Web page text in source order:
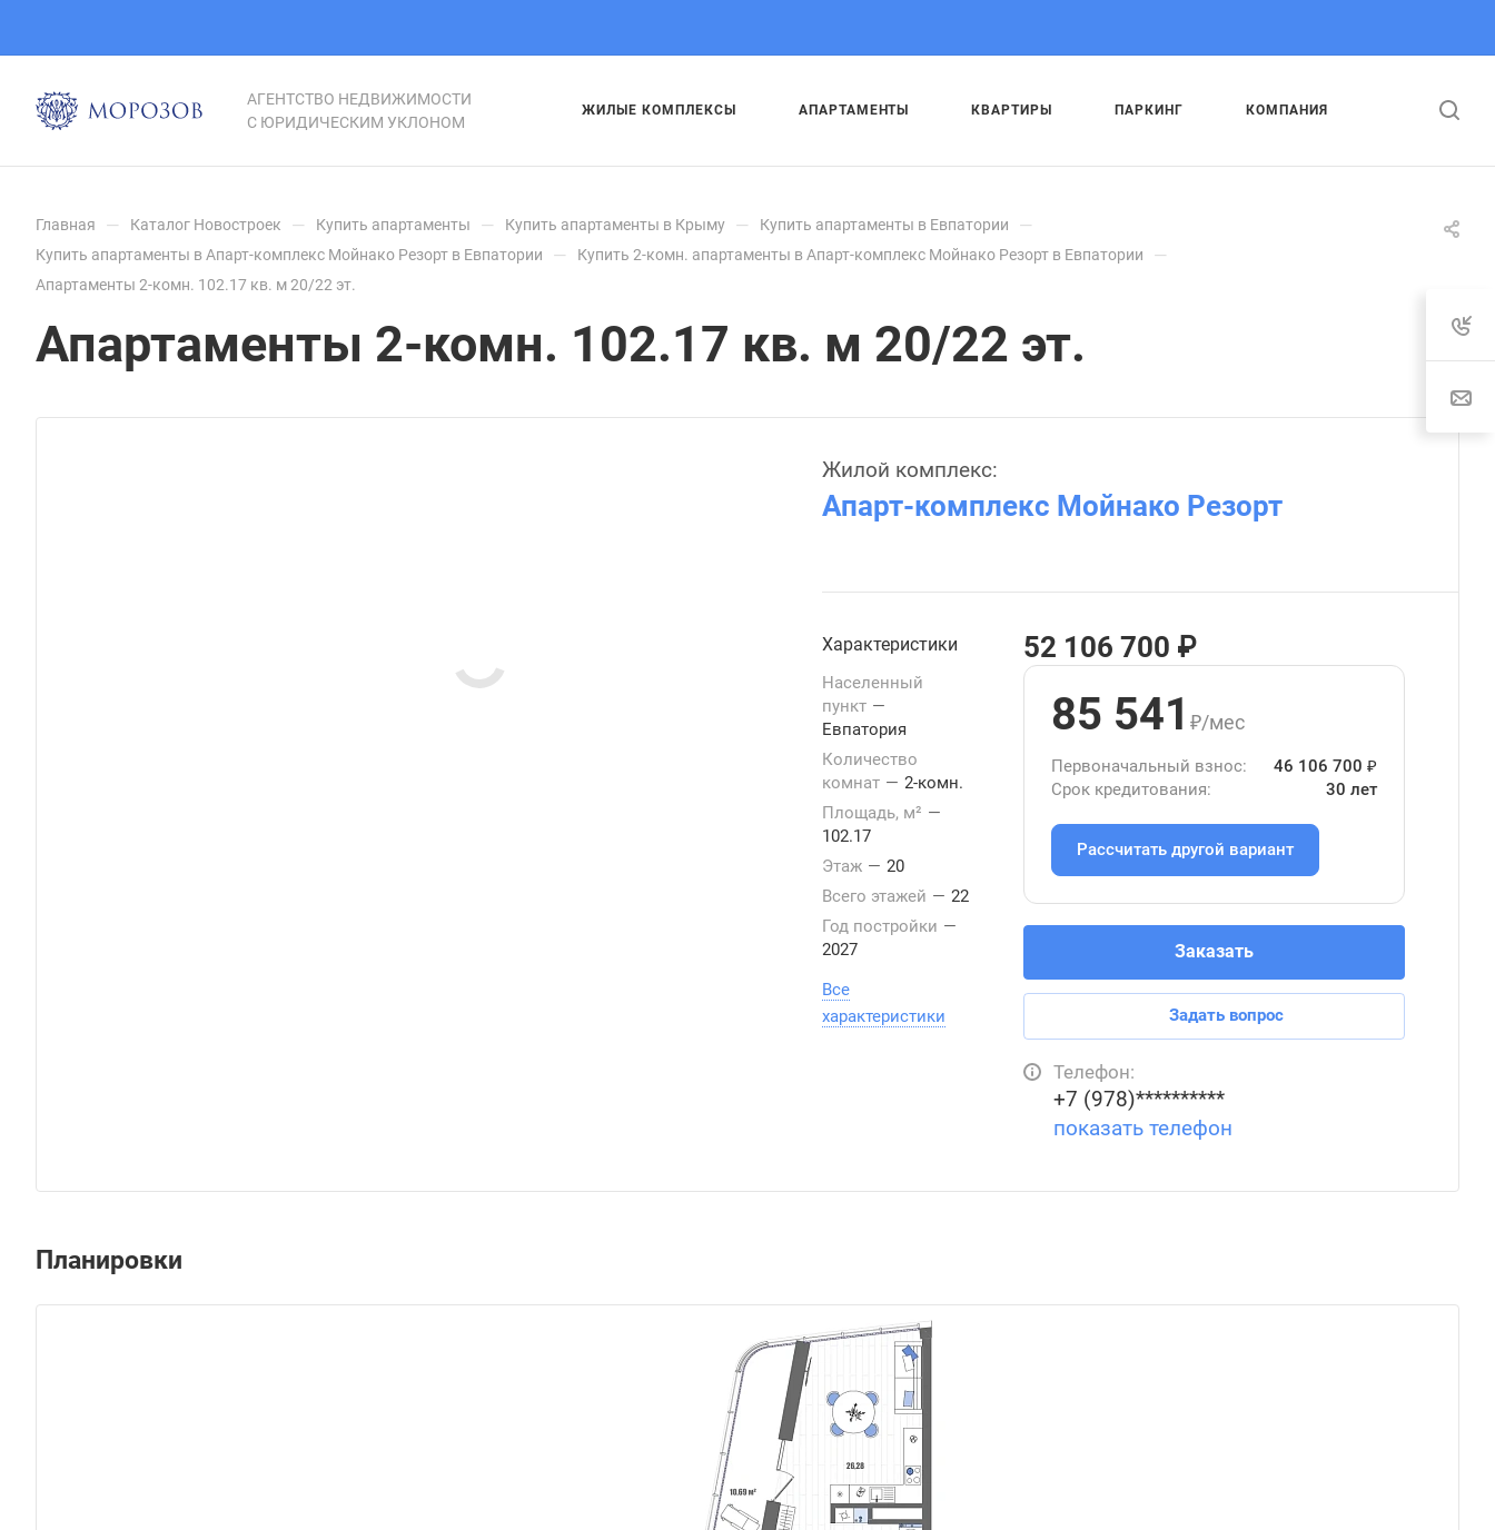
АГЕНТСТВО НЕДВИЖИМОСТИ
С ЮРИДИЧЕСКИМ УКЛОНОМ
ЖИЛЫЕ КОМПЛЕКСЫ АПАРТАМЕНТЫ КВАРТИРЫ ПАРКИНГ КОМПАНИЯ
Главная — Каталог Новостроек — Купить апартаменты — Купить апартаменты в Крыму — Купить апартаменты в Евпатории —
Купить апартаменты в Апарт-комплекс Мойнако Резорт в Евпатории — Купить 2-комн. апартаменты в Апарт-комплекс Мойнако Резорт в Евпатории —
Апартаменты 2-комн. 102.17 кв. м 20/22 эт.
Апартаменты 2-комн. 102.17 кв. м 20/22 эт.
Жилой комплекс:
Апарт-комплекс Мойнако Резорт
Характеристики
Населенный
пункт —
Евпатория
Количество
комнат — 2-комн.
Площадь, м² —
102.17
Этаж — 20
Всего этажей — 22
Год постройки —
2027
Все
характеристики
52 106 700 ₽
85 541 ₽/мес
Первоначальный взнос:
46 106 700 ₽
Срок кредитования:
30 лет
Рассчитать другой вариант
Заказать
Задать вопрос
Телефон:
+7 (978)**********
показать телефон
Планировки